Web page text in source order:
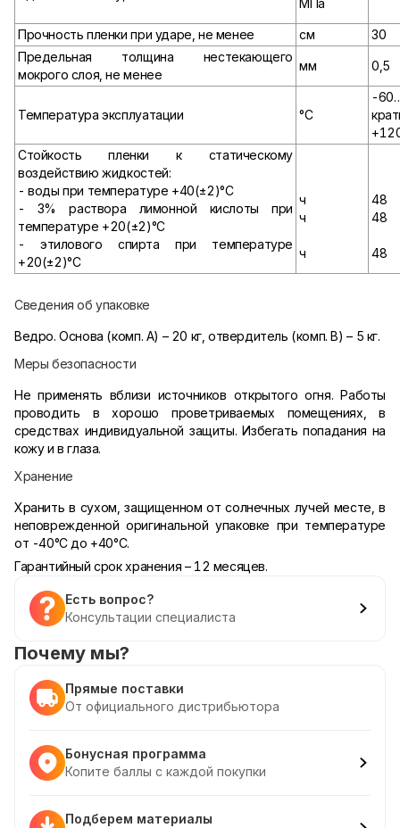
МПа
Прочность пленки при ударе, не менее см
30
Предельная толщина нестекающего
мокрого слоя, не менее
мм 0,5
Температура эксплуатации °С
-
Стойкость пленки к статическому
воздействию жидкостей:
- воды при температуре +40(±2)°С
- 3% раствора лимонной кислоты при
температуре +20(±2)°С
- этилового спирта при температуре
+20(±2)°С
ч
ч
ч
48
48
48
Сведения об упаковке
Ведро. Основа (комп. А) – 20 кг, отвердитель (комп. В) – 5 кг.
Меры безопасности
Не применять вблизи источников открытого огня. Работы
проводить в хорошо проветриваемых помещениях, в
средствах индивидуальной защиты. Избегать попадания на
кожу и в глаза.
Хранение
Хранить в сухом, защищенном от солнечных лучей месте, в
неповрежденной оригинальной упаковке при температуре
от -40°С до +40°С.
Гарантийный срок хранения – 12 месяцев.
Есть вопрос?
Консультации специалиста
Почему мы?
Прямые поставки
От официального дистрибьютора
Бонусная программа
Копите баллы с каждой покупки
Подберем материалы